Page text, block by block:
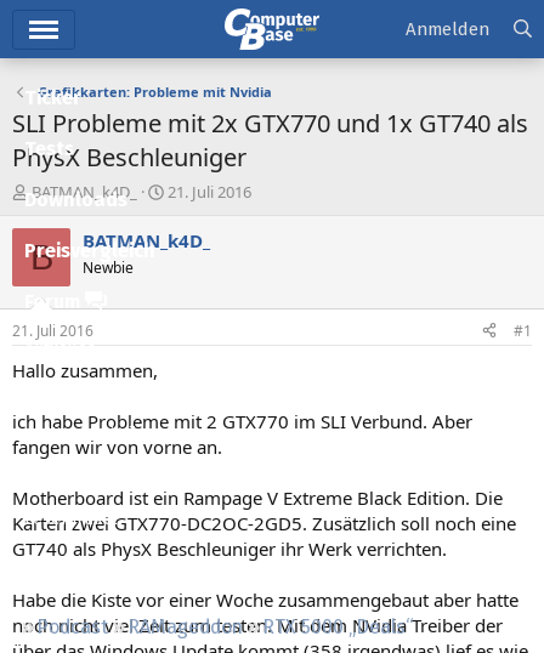
Ticker
Tests
Downloads
Preisvergleich
Forum
Aktuelles
Neue Beiträge
Leserartikel
Regeln
Podcast RAMageddon
RTX 5000 „Deals“
Anmelden
Grafikkarten: Probleme mit Nvidia
SLI Probleme mit 2x GTX770 und 1x GT740 als
PhysX Beschleuniger
E
r
s
t
e
r
BATMAN_k4D_
E
s
t
t
21. Juli 2016
B BATMAN_k4D_
Newbie
21. Juli 2016 #1
Hallo zusammen,
ich habe Probleme mit 2 GTX770 im SLI Verbund. Aber
fangen wir von vorne an.
Motherboard ist ein Rampage V Extreme Black Edition. Die
Karten zwei GTX770-DC2OC-2GD5. Zusätzlich soll noch eine
GT740 als PhysX Beschleuniger ihr Werk verrichten.
Habe die Kiste vor einer Woche zusammengebaut aber hatte
noch nicht viel Zeit zum testen. Mit dem NVidia Treiber der